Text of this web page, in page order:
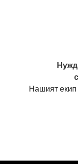
Нашият екип